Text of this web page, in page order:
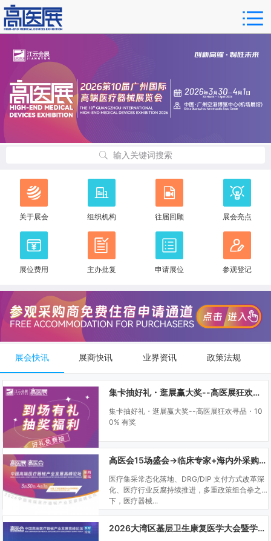
输入关键词搜索
关于展会 组织机构 往届回顾 展会亮点
展位费用 主办批复 申请展位 参观登记
展会快讯 展商快讯 业界资讯 政策法规
集卡抽好礼・逛展赢大奖--高医展狂欢寻品・100% 有奖
集卡抽好礼・逛展赢大奖--高医展狂欢寻品・10
0% 有奖
高医会15场盛会→临床专家+海内外采购商双向对接
医疗集采常态化落地、DRG/DIP 支付方式改革深
化、医疗行业反腐持续推进，多重政策组合拳之
下，医疗器械...
2026大湾区基层卫生康复医学大会暨学科建设、门诊可视化微创技术分享会